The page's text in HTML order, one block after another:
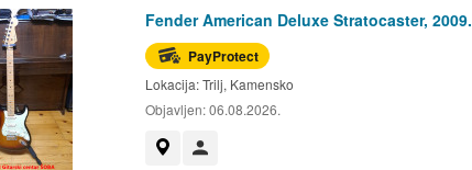
Fender American Deluxe Stratocaster, 2009.
PayProtect
Lokacija:Trilj, Kamensko
Objavljen:06.08.2026.